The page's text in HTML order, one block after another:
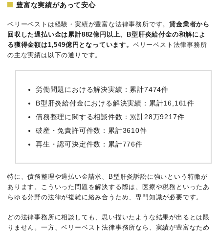
豊富な実績があって安心
ベリーベストは経験・実績が豊富な法律事務所です。貸金業者から
回収した過払い金は累計882億円以上、B型肝炎給付金の和解によ
る獲得金額は1,549億円となっています。 ベリーベスト法律事務所
の主な実績は以下の通りです。
労働問題における解決実績：累計7474件
B型肝炎給付金における解決実績：累計16,161件
債務整理に関する相談件数：累計28万9217件
破産・免責許可件数：累計3610件
再生・認可決定件数：累計776件
特に、債務整理や過払い金請求、B型肝炎訴訟に強いという特徴が
あります。こういった問題を解決する際は、医療や税務といったあ
らゆる分野の法律が複雑に絡み合うため、専門知識が必要です。
どの法律事務所に相談しても、思い描いたような結果が出るとは限
りません。一方、ベリーベスト法律事務所なら、実績が豊富なため